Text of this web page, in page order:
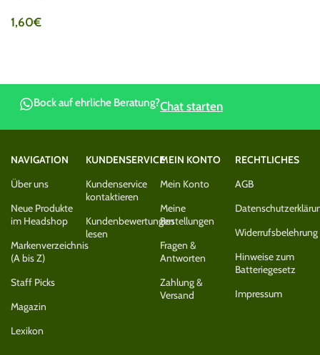
1,60€
Bock auf ehrliche Beratung?Chat starten
NAVIGATION
Über uns
Neue Produkte
im Headshop
Markenverzeichnis
(A bis Z)
Staff Picks
Magazin
Lexikon
KUNDENSERVICE
Kundenservice
kontaktieren
Kundenbewertungen
lesen
MEIN KONTO
Mein Konto
Meine
Bestellungen
Fragen &
Antworten
Zahlung &
Versand
RECHTLICHES
AGB
Widerrufsbelehrung
Hinweise zum
Batteriegesetz
Impressum